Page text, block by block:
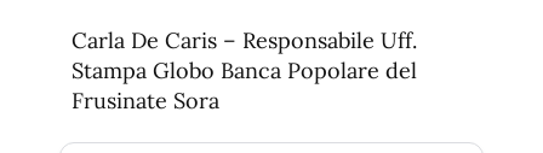
Carla De Caris – Responsabile Uff.
Stampa Globo Banca Popolare del
Frusinate Sora